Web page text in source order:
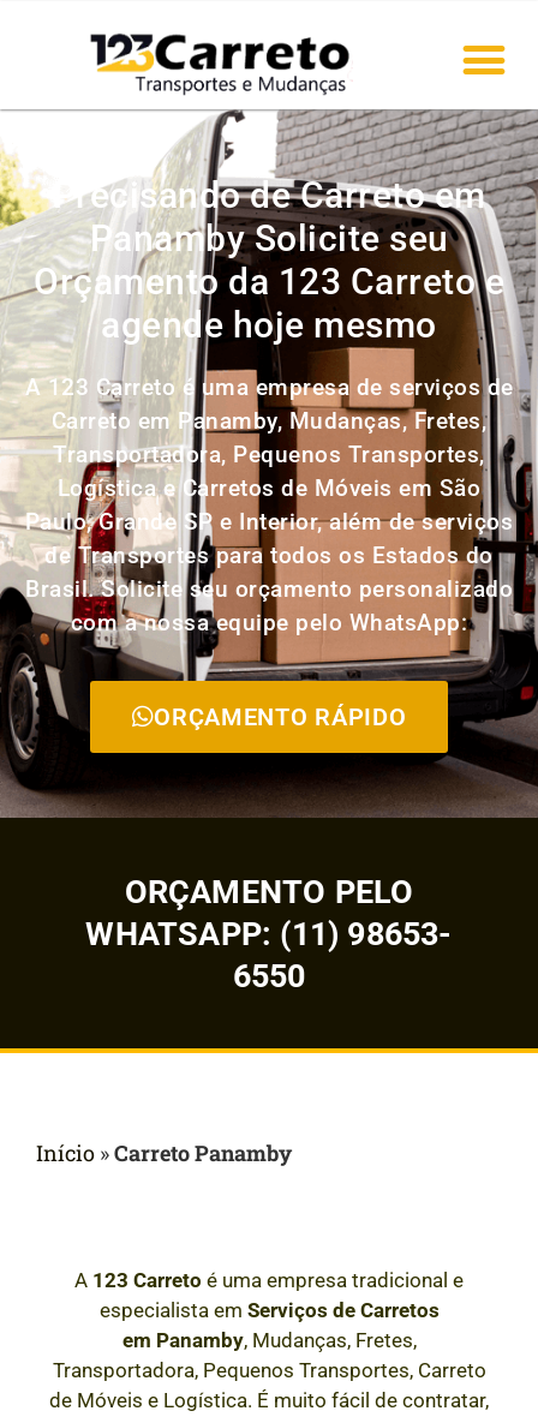
Precisando de Carreto em
Panamby Solicite seu
Orçamento da 123 Carreto e
agende hoje mesmo
A 123 Carreto é uma empresa de serviços de
Carreto em Panamby, Mudanças, Fretes,
Transportadora, Pequenos Transportes,
Logística e Carretos de Móveis em São
Paulo, Grande SP e Interior, além de serviços
de Transportes para todos os Estados do
Brasil. Solicite seu orçamento personalizado
com a nossa equipe pelo WhatsApp:
ORÇAMENTO RÁPIDO
ORÇAMENTO PELO
WHATSAPP: (11) 98653-
6550
Início »Carreto Panamby
A 123 Carreto é uma empresa tradicional e
especialista em Serviços de Carretos
em Panamby, Mudanças, Fretes,
Transportadora, Pequenos Transportes, Carreto
de Móveis e Logística. É muito fácil de contratar,